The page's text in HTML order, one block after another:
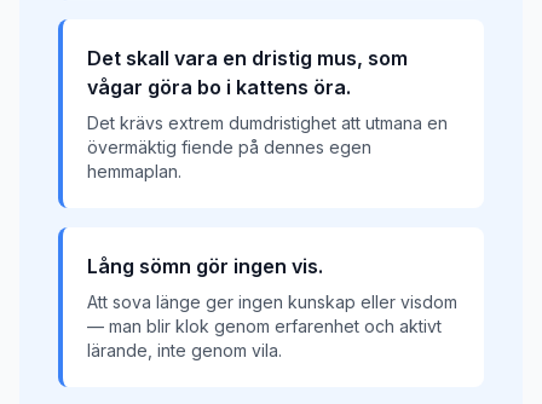
Det skall vara en dristig mus, som
vågar göra bo i kattens öra.
Det krävs extrem dumdristighet att utmana en
övermäktig fiende på dennes egen
hemmaplan.
Lång sömn gör ingen vis.
Att sova länge ger ingen kunskap eller visdom
— man blir klok genom erfarenhet och aktivt
lärande, inte genom vila.